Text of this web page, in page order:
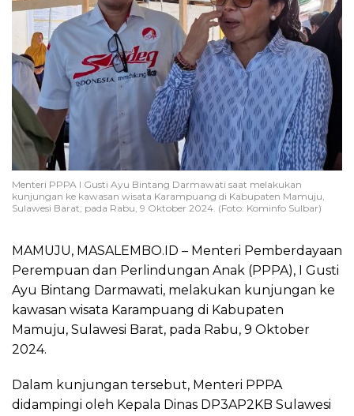
Menteri PPPA I Gusti Ayu Bintang Darmawati saat melakukan
kunjungan ke kawasan wisata Karampuang di Kabupaten Mamuju,
Sulawesi Barat, pada Rabu, 9 Oktober 2024. (Foto: Kominfo Sulbar)
MAMUJU, MASALEMBO.ID – Menteri Pemberdayaan
Perempuan dan Perlindungan Anak (PPPA), I Gusti
Ayu Bintang Darmawati, melakukan kunjungan ke
kawasan wisata Karampuang di Kabupaten
Mamuju, Sulawesi Barat, pada Rabu, 9 Oktober
2024.
Dalam kunjungan tersebut, Menteri PPPA
didampingi oleh Kepala Dinas DP3AP2KB Sulawesi